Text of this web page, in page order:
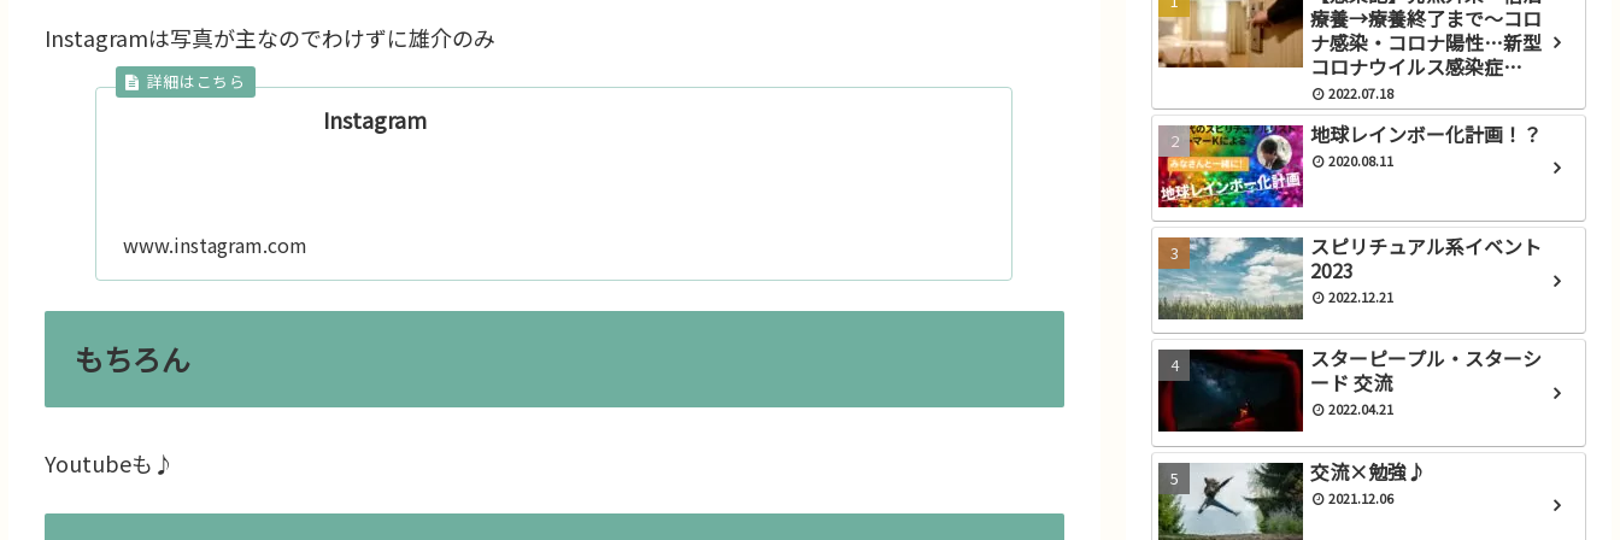
Instagramは写真が主なのでわけずに雄介のみ
Instagram
www.instagram.com
もちろん
Youtubeも♪
療養→療養終了まで～コロ
ナ感染・コロナ陽性…新型
コロナウイルス感染症
(COVID‑19)にかかったと思
ったら？
2022.07.18
地球レインボー化計画！？
2020.08.11
スピリチュアル系イベント
2023
2022.12.21
スターピープル・スターシ
ード 交流
2022.04.21
交流×勉強♪
2021.12.06